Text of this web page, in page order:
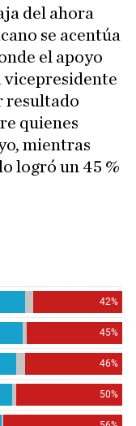
del ahora
se acentúa
el apoyo
vicepresidente
resultado
quienes
mientras
logró un 45 %